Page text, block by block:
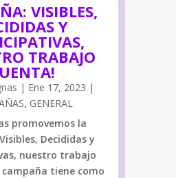
VISIBLES,
Y
TRABAJO
| Ene 17, 2023 |
, GENERAL
promovemos la
Decididas y
nuestro trabajo
tiene como